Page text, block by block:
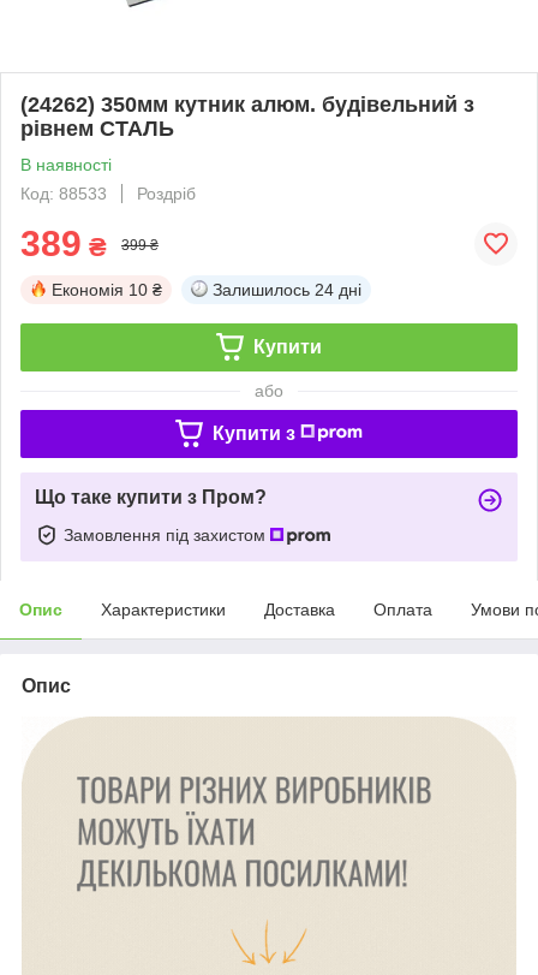
(24262) 350мм кутник алюм. будівельний з
рівнем СТАЛЬ
В наявності
Код: 88533
Роздріб
389 ₴ 399 ₴
Економія 10 ₴ Залишилось 24 дні
Купити
або
Купити з
Що таке купити з Пром?
Замовлення під захистом
Опис Характеристики Доставка Оплата Умови
Опис